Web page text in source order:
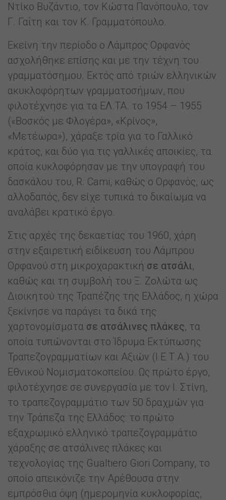
Ντίκο Βυζάντιο, τον Κώστα Πανόπουλο, τον
Γ. Γαΐτη και τον Κ. Γραμματόπουλο.
Εκείνη την περίοδο ο Λάμπρος Ορφανός
ασχολήθηκε επίσης και με την τέχνη του
γραμματόσημου. Εκτός από τριών ελληνικών
ακυκλοφόρητων γραμματοσήμων, που
φιλοτέχνησε για τα ΕΛ.ΤΑ. το 1954 – 1955
(«Βοσκός με Φλογέρα», «Κρίνος»,
«Μετέωρα»), χάραξε τρία για το Γαλλικό
κράτος, και δύο για τις γαλλικές αποικίες, τα
οποία κυκλοφόρησαν με την υπογραφή του
δασκάλου του, R. Cami, καθώς ο Ορφανός, ως
αλλοδαπός, δεν είχε τυπικά το δικαίωμα να
αναλάβει κρατικό έργο.
Στις αρχές της δεκαετίας του 1960, χάρη
στην εξαιρετική ειδίκευση του Λάμπρου
Ορφανού στη μικροχαρακτική σε ατσάλι,
καθώς και τη συμβολή του Ξ. Ζολώτα ως
Διοικητού της Τραπέζης της Ελλάδος, η χώρα
ξεκίνησε να παράγει τα δικά της
χαρτονομίσματα σε ατσάλινες πλάκες, τα
οποία τυπώνονται στο Ίδρυμα Εκτύπωσης
Τραπεζογραμματίων και Αξιών (Ι.Ε.Τ.Α.) του
Εθνικού Νομισματοκοπείου. Ως πρώτο έργο,
φιλοτέχνησε σε συνεργασία με τον Ι. Στίνη,
το τραπεζογραμμάτιο των 50 δραχμών για
την Τράπεζα της Ελλάδος: το πρώτο
εξαχρωμικό ελληνικό τραπεζογραμμάτιο
χάραξης σε ατσάλινες πλάκες και
τεχνολογίας της Gualtiero Giori Company, το
οποίο απεικόνιζε την Αρέθουσα στην
εμπρόσθια όψη (ημερομηνία κυκλοφορίας,